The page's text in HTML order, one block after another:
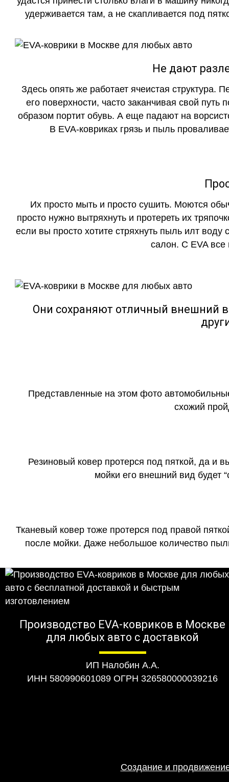
удерживается там, а не скапливается под
Не дают
Здесь опять же работает ячеистая структура.
его поверхности, часто заканчивая свой
образом портит обувь. А еще падают на
В EVA-ковриках грязь и пыль
Их просто мыть и просто сушить. Моются
просто нужно вытряхнуть и протереть их
если вы просто хотите стряхнуть пыль илт воду
салон. С EVA все
Они сохраняют отличный внешний
Представленные на этом фото
схожий
Резиновый ковер протерся под пяткой, да и
мойки его внешний вид будет
Тканевый ковер тоже протерся под правой
после мойки. Даже небольшое количество
Производство EVA-ковриков в Москве
для любых авто с доставкой
ИП Налобин А.А.
ИНН 580990601089 ОГРН 326580000039216
Создание и